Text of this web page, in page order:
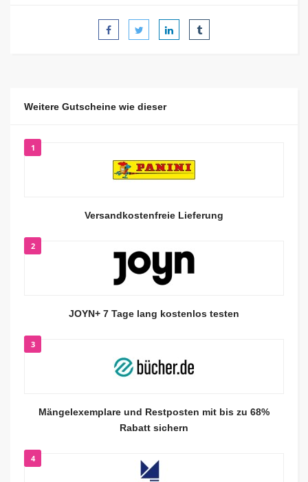
Weitere Gutscheine wie dieser
1
Versandkostenfreie Lieferung
2
JOYN+ 7 Tage lang kostenlos testen
3
Mängelexemplare und Restposten mit bis zu 68%
Rabatt sichern
4